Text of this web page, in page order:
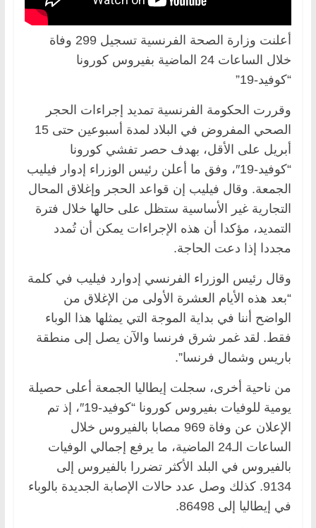
أعلنت وزارة الصحة الفرنسية تسجيل 299 وفاة
خلال الساعات 24 الماضية بفيروس كورونا
“كوفيد-19”
وقررت الحكومة الفرنسية تمديد إجراءات الحجر
الصحي المفروض في البلاد لمدة أسبوعين حتى 15
أبريل على الأقل، بهدف حصر تفشي كورونا
“كوفيد-19″، وفق ما أعلن رئيس الوزراء إدوار فيليب
الجمعة. وقال فيليب إن قواعد الحجر وإغلاق المحال
التجارية غير الأساسية ستظل على حالها خلال فترة
التمديد، مؤكدا أن هذه الإجراءات يمكن أن تُمدد
مجددا إذا دعت الحاجة.
وقال رئيس الوزراء الفرنسي إدوارد فيليب في كلمة
“بعد هذه الأيام العشرة الأولى من الإغلاق من
الواضح أننا في بداية الموجة التي يمثلها هذا الوباء
فقط. لقد غمر شرق فرنسا والآن يصل إلى منطقة
باريس وشمال فرنسا”.
من ناحية أخرى، سجلت إيطاليا الجمعة أعلى حصيلة
يومية للوفيات بفيروس كورونا “كوفيد-19″، إذ تم
الإعلان عن وفاة 969 مصابا بالفيروس خلال
الساعات الـ24 الماضية، ما يرفع إجمالي الوفيات
بالفيروس في البلد الأكثر تضررا بالفيروس إلى
9134. كذلك وصل عدد حالات الإصابة الجديدة بالوباء
في إيطاليا إلى 86498.